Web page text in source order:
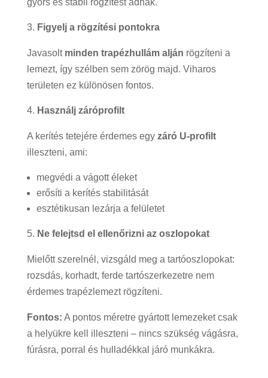
Figyelj a rögzítési pontokra
Javasolt minden trapézhullám alján rögzíteni a
lemezt, így szélben sem zörög majd. Viharos
területen ez különösen fontos.
Használj záróprofilt
A kerítés tetejére érdemes egy záró U-profilt
illeszteni, ami:
megvédi a vágott éleket
erősíti a kerítés stabilitását
esztétikusan lezárja a felületet
Ne felejtsd el ellenőrizni az oszlopokat
Mielőtt szerelnél, vizsgáld meg a tartóoszlopokat:
rozsdás, korhadt, ferde tartószerkezetre nem
érdemes trapézlemezt rögzíteni.
Fontos: A pontos méretre gyártott lemezeket csak
a helyükre kell illeszteni – nincs szükség vágásra,
fúrásra, porral és hulladékkal járó munkákra.